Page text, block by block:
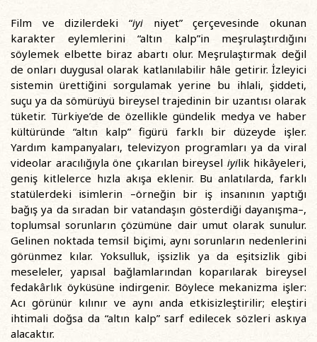
Film ve dizilerdeki “iyi niyet” çerçevesinde okunan
karakter eylemlerini “altın kalp”in meşrulaştırdığını
söylemek elbette biraz abartı olur. Meşrulaştırmak değil
de onları duygusal olarak katlanılabilir hâle getirir. İzleyici
sistemin ürettiğini sorgulamak yerine bu ihlali, şiddeti,
suçu ya da sömürüyü bireysel trajedinin bir uzantısı olarak
tüketir. Türkiye’de de özellikle gündelik medya ve haber
kültüründe “altın kalp” figürü farklı bir düzeyde işler.
Yardım kampanyaları, televizyon programları ya da viral
videolar aracılığıyla öne çıkarılan bireysel iyilik hikâyeleri,
geniş kitlelerce hızla akışa eklenir. Bu anlatılarda, farklı
statülerdeki isimlerin –örneğin bir iş insanının yaptığı
bağış ya da sıradan bir vatandaşın gösterdiği dayanışma–,
toplumsal sorunların çözümüne dair umut olarak sunulur.
Gelinen noktada temsil biçimi, aynı sorunların nedenlerini
görünmez kılar. Yoksulluk, işsizlik ya da eşitsizlik gibi
meseleler, yapısal bağlamlarından koparılarak bireysel
fedakârlık öyküsüne indirgenir. Böylece mekanizma işler:
Acı görünür kılınır ve aynı anda etkisizleştirilir; eleştiri
ihtimali doğsa da “altın kalp” sarf edilecek sözleri askıya
alacaktır.